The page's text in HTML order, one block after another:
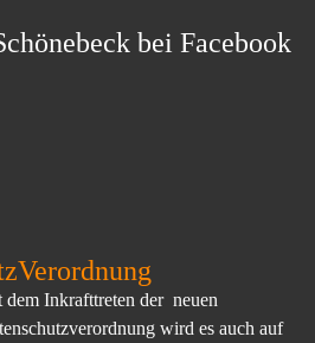
bei Facebook
dem Inkrafttreten der neuen
wird es auch auf